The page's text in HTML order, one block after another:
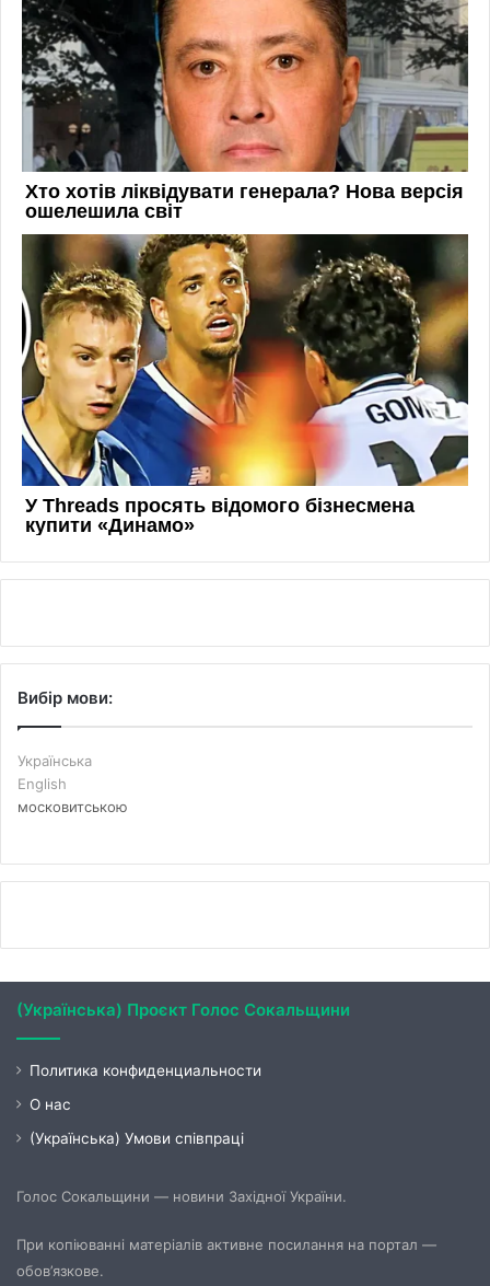
Вибір мови:
Українська
English
московитською
(Українська) Проєкт Голос Сокальщини
Политика конфиденциальности
О нас
(Українська) Умови співпраці
Голос Сокальщини — новини Західної України.
При копіюванні матеріалів активне посилання на портал —
обов’язкове.